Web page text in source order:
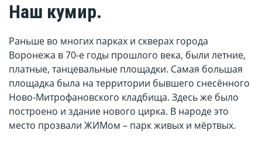
Наш кумир.
Раньше во многих парках и скверах города
Воронежа в 70-е годы прошлого века, были летние,
платные, танцевальные площадки. Самая большая
площадка была на территории бывшего снесённого
Ново-Митрофановского кладбища. Здесь же было
построено и здание нового цирка. В народе это
место прозвали ЖИМом – парк живых и мёртвых.